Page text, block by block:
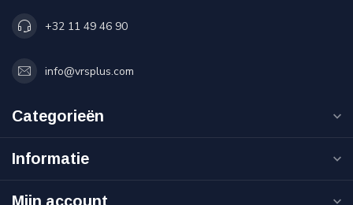
+32 11 49 46 90
info@vrsplus.com
Categorieën
Informatie
Mijn account